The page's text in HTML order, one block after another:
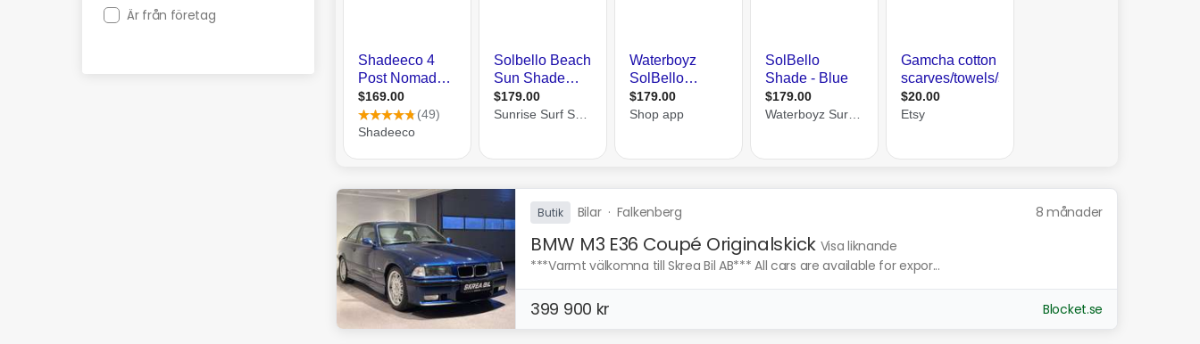
Är från företag
Butik Bilar· Falkenberg 8 månader
BMW M3 E36 Coupé Originalskick Visa liknande
***Varmt välkomna till Skrea Bil AB*** All cars are available for expor...
399 900 kr Blocket.se